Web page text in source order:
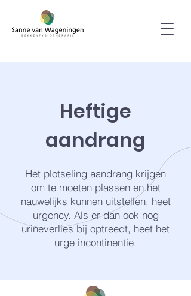
Heftige
aandrang
Het plotseling aandrang krijgen
om te moeten plassen en het
nauwelijks kunnen uitstellen, heet
urgency. Als er dan ook nog
urineverlies bij optreedt, heet het
urge incontinentie.